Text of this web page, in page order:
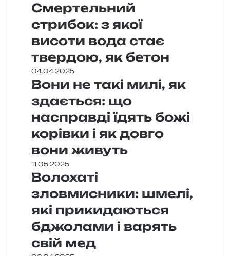
Смертельний
стрибок: з якої
висоти вода стає
твердою, як бетон
04.04.2025
Вони не такі милі, як
здається: що
насправді їдять божі
корівки і як довго
вони живуть
11.05.2025
Волохаті
зловмисники: шмелі,
які прикидаються
бджолами і варять
свій мед